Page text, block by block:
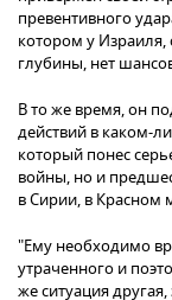
превентивного
котором у
глубины, нет
В то же время, он
действий в каком-
который понес
войны, но и
в Сирии, в Красном
"Ему необходимо
утраченного и
же ситуация